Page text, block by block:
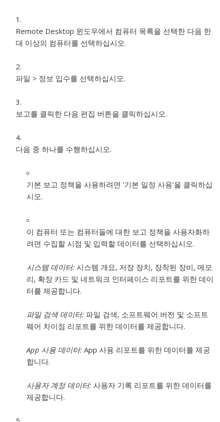
Remote Desktop 윈도우에서 컴퓨터 목록을 선택한 다음 한
대 이상의 컴퓨터를 선택하십시오.
파일 > 정보 입수를 선택하십시오.
보고를 클릭한 다음 편집 버튼을 클릭하십시오.
다음 중 하나를 수행하십시오.
기본 보고 정책을 사용하려면 ‘기본 일정 사용’을 클릭하십
시오.
이 컴퓨터 또는 컴퓨터들에 대한 보고 정책을 사용자화하
려면 수집할 시점 및 입력할 데이터를 선택하십시오.
시스템 데이터: 시스템 개요, 저장 장치, 장착된 장비, 메모
리, 확장 카드 및 네트워크 인터페이스 리포트를 위한 데이
터를 제공합니다.
파일 검색 데이터: 파일 검색, 소프트웨어 버전 및 소프트
웨어 차이점 리포트를 위한 데이터를 제공합니다.
App 사용 데이터: App 사용 리포트를 위한 데이터를 제공
합니다.
사용자 계정 데이터: 사용자 기록 리포트를 위한 데이터를
제공합니다.